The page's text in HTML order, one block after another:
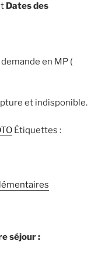
Dates des
en MP (
et indisponible.
Étiquettes :
séjour :